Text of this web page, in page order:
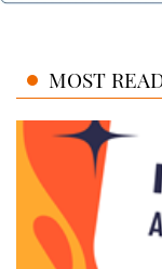
MOST